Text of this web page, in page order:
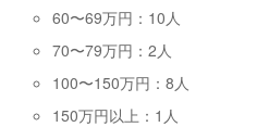
60〜69万円：10人
70〜79万円：2人
100〜150万円：8人
150万円以上：1人